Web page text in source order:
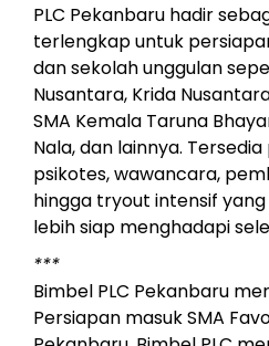
PLC Pekanbaru hadir
terlengkap untuk
dan sekolah unggulan
Nusantara, Krida
SMA Kemala Taruna
Nala, dan lainnya.
psikotes, wawancara,
hingga tryout intensif
lebih siap menghadapi
***
Bimbel PLC Pekanbaru
Persiapan masuk SMA